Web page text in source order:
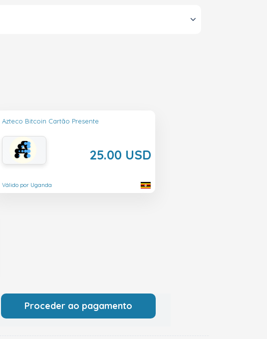
Azteco Bitcoin Cartão Presente
25.00 USD
Válido por Uganda
Proceder ao pagamento